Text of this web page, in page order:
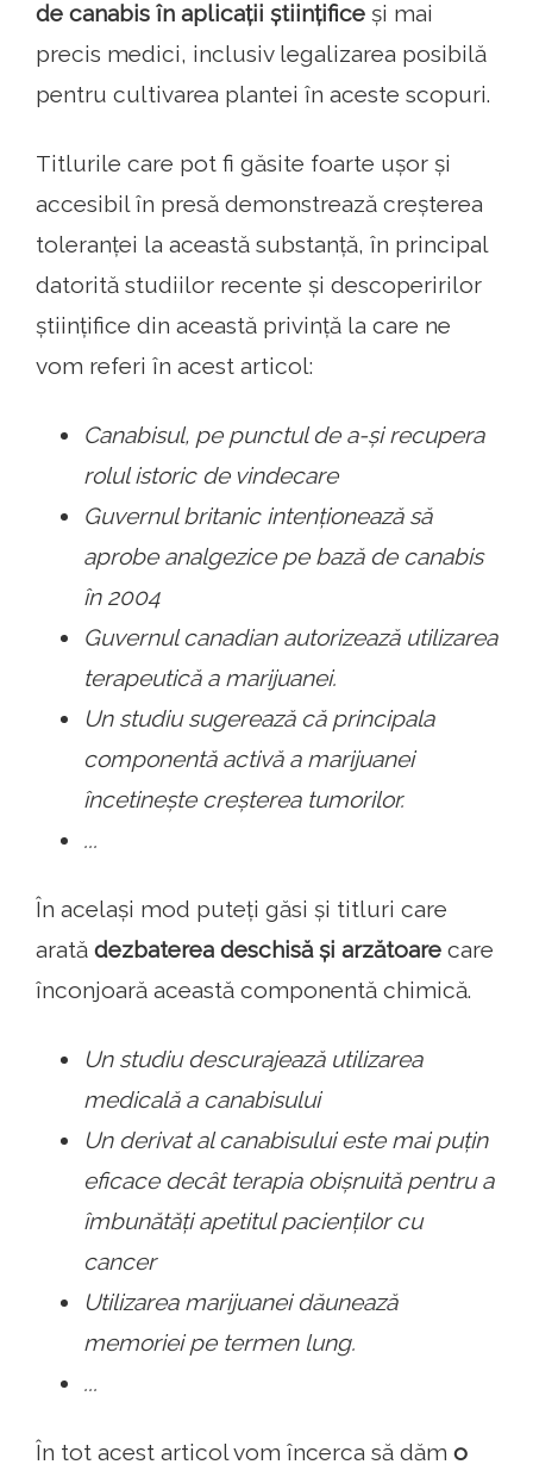
de canabis în aplicații științifice și mai
precis medici, inclusiv legalizarea posibilă
pentru cultivarea plantei în aceste scopuri.
Titlurile care pot fi găsite foarte ușor și
accesibil în presă demonstrează creșterea
toleranței la această substanță, în principal
datorită studiilor recente și descoperirilor
științifice din această privință la care ne
vom referi în acest articol:
Canabisul, pe punctul de a-și recupera
rolul istoric de vindecare
Guvernul britanic intenționează să
aprobe analgezice pe bază de canabis
în 2004
Guvernul canadian autorizează utilizarea
terapeutică a marijuanei.
Un studiu sugerează că principala
componentă activă a marijuanei
încetinește creșterea tumorilor.
...
În același mod puteți găsi și titluri care
arată dezbaterea deschisă și arzătoare care
înconjoară această componentă chimică.
Un studiu descurajează utilizarea
medicală a canabisului
Un derivat al canabisului este mai puțin
eficace decât terapia obișnuită pentru a
îmbunătăți apetitul pacienților cu
cancer
Utilizarea marijuanei dăunează
memoriei pe termen lung.
...
În tot acest articol vom încerca să dăm o